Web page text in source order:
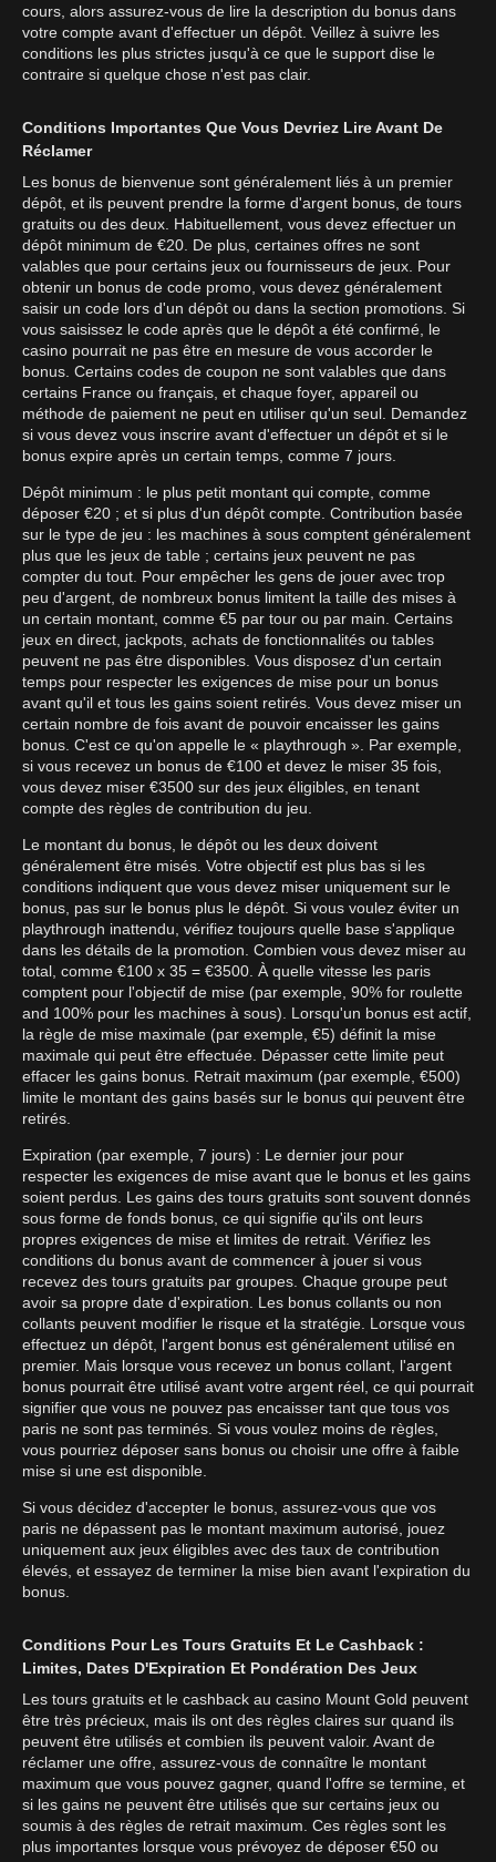
cours, alors assurez-vous de lire la description du bonus dans
votre compte avant d'effectuer un dépôt. Veillez à suivre les
conditions les plus strictes jusqu'à ce que le support dise le
contraire si quelque chose n'est pas clair.
Conditions Importantes Que Vous Devriez Lire Avant De
Réclamer
Les bonus de bienvenue sont généralement liés à un premier
dépôt, et ils peuvent prendre la forme d'argent bonus, de tours
gratuits ou des deux. Habituellement, vous devez effectuer un
dépôt minimum de €20. De plus, certaines offres ne sont
valables que pour certains jeux ou fournisseurs de jeux. Pour
obtenir un bonus de code promo, vous devez généralement
saisir un code lors d'un dépôt ou dans la section promotions. Si
vous saisissez le code après que le dépôt a été confirmé, le
casino pourrait ne pas être en mesure de vous accorder le
bonus. Certains codes de coupon ne sont valables que dans
certains France ou français, et chaque foyer, appareil ou
méthode de paiement ne peut en utiliser qu'un seul. Demandez
si vous devez vous inscrire avant d'effectuer un dépôt et si le
bonus expire après un certain temps, comme 7 jours.
Dépôt minimum : le plus petit montant qui compte, comme
déposer €20 ; et si plus d'un dépôt compte. Contribution basée
sur le type de jeu : les machines à sous comptent généralement
plus que les jeux de table ; certains jeux peuvent ne pas
compter du tout. Pour empêcher les gens de jouer avec trop
peu d'argent, de nombreux bonus limitent la taille des mises à
un certain montant, comme €5 par tour ou par main. Certains
jeux en direct, jackpots, achats de fonctionnalités ou tables
peuvent ne pas être disponibles. Vous disposez d'un certain
temps pour respecter les exigences de mise pour un bonus
avant qu'il et tous les gains soient retirés. Vous devez miser un
certain nombre de fois avant de pouvoir encaisser les gains
bonus. C'est ce qu'on appelle le « playthrough ». Par exemple,
si vous recevez un bonus de €100 et devez le miser 35 fois,
vous devez miser €3500 sur des jeux éligibles, en tenant
compte des règles de contribution du jeu.
Le montant du bonus, le dépôt ou les deux doivent
généralement être misés. Votre objectif est plus bas si les
conditions indiquent que vous devez miser uniquement sur le
bonus, pas sur le bonus plus le dépôt. Si vous voulez éviter un
playthrough inattendu, vérifiez toujours quelle base s'applique
dans les détails de la promotion. Combien vous devez miser au
total, comme €100 x 35 = €3500. À quelle vitesse les paris
comptent pour l'objectif de mise (par exemple, 90% for roulette
and 100% pour les machines à sous). Lorsqu'un bonus est actif,
la règle de mise maximale (par exemple, €5) définit la mise
maximale qui peut être effectuée. Dépasser cette limite peut
effacer les gains bonus. Retrait maximum (par exemple, €500)
limite le montant des gains basés sur le bonus qui peuvent être
retirés.
Expiration (par exemple, 7 jours) : Le dernier jour pour
respecter les exigences de mise avant que le bonus et les gains
soient perdus. Les gains des tours gratuits sont souvent donnés
sous forme de fonds bonus, ce qui signifie qu'ils ont leurs
propres exigences de mise et limites de retrait. Vérifiez les
conditions du bonus avant de commencer à jouer si vous
recevez des tours gratuits par groupes. Chaque groupe peut
avoir sa propre date d'expiration. Les bonus collants ou non
collants peuvent modifier le risque et la stratégie. Lorsque vous
effectuez un dépôt, l'argent bonus est généralement utilisé en
premier. Mais lorsque vous recevez un bonus collant, l'argent
bonus pourrait être utilisé avant votre argent réel, ce qui pourrait
signifier que vous ne pouvez pas encaisser tant que tous vos
paris ne sont pas terminés. Si vous voulez moins de règles,
vous pourriez déposer sans bonus ou choisir une offre à faible
mise si une est disponible.
Si vous décidez d'accepter le bonus, assurez-vous que vos
paris ne dépassent pas le montant maximum autorisé, jouez
uniquement aux jeux éligibles avec des taux de contribution
élevés, et essayez de terminer la mise bien avant l'expiration du
bonus.
Conditions Pour Les Tours Gratuits Et Le Cashback :
Limites, Dates D'Expiration Et Pondération Des Jeux
Les tours gratuits et le cashback au casino Mount Gold peuvent
être très précieux, mais ils ont des règles claires sur quand ils
peuvent être utilisés et combien ils peuvent valoir. Avant de
réclamer une offre, assurez-vous de connaître le montant
maximum que vous pouvez gagner, quand l'offre se termine, et
si les gains ne peuvent être utilisés que sur certains jeux ou
soumis à des règles de retrait maximum. Ces règles sont les
plus importantes lorsque vous prévoyez de déposer €50 ou